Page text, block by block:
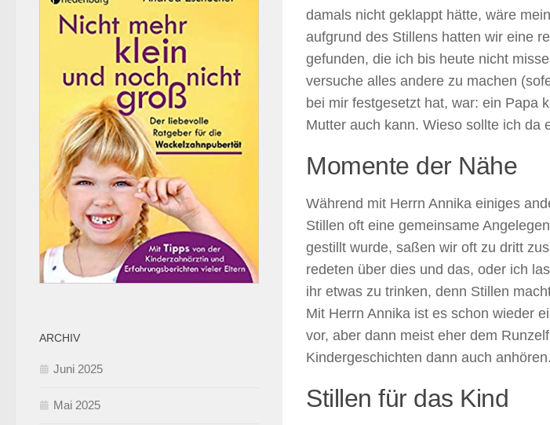
damals nicht geklappt hätte, wäre
aufgrund des Stillens hatten wir eine
gefunden, die ich bis heute nicht
versuche alles andere zu machen
bei mir festgesetzt hat, war: ein Papa
Mutter auch kann. Wieso sollte ich da
Momente der Nähe
Während mit Herrn Annika einiges
Stillen oft eine gemeinsame
gestillt wurde, saßen wir oft zu dritt
redeten über dies und das, oder ich
ihr etwas zu trinken, denn Stillen
Mit Herrn Annika ist es schon wieder
vor, aber dann meist eher dem
Kindergeschichten dann auch anhören.
Stillen für das Kind
ARCHIV
Juni 2025
Mai 2025